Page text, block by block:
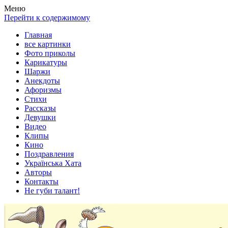
Весела хата — прикольные картинки, смешные истории, клипы!
Покажем всем ваши фото приколы, карикатуры, шаржи, стихи,
Меню
Перейти к содержимому
Главная
все картинки
Фото приколы
Карикатуры
Шаржи
Анекдоты
Афоризмы
Стихи
Рассказы
Девушки
Видео
Клипы
Кино
Поздравления
Українська Хата
Авторы
Контакты
Не губи талант!